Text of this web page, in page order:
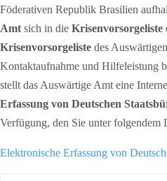
Föderativen Republik Brasilien
Amt sich in die Krisenvorsorgeliste
Krisenvorsorgeliste des
Kontaktaufnahme und Hilfeleistung
stellt das Auswärtige Amt eine
Erfassung von Deutschen
Verfügung, den Sie unter folgendem
Elektronische Erfassung von